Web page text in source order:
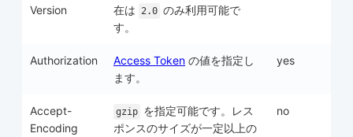
Version
在は
2.0 のみ利用可能で
す。
Authorization Access Token の値を指定し
ます。
yes
Accept-
Encoding
gzip を指定可能です。レス
ポンスのサイズが一定以上の
no